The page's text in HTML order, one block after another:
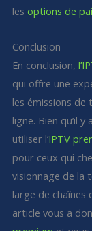
les options de
Conclusion
En conclusion,
qui offre une
les émissions de
ligne. Bien qu’il
utiliser l’IPTV
pour ceux qui
visionnage de la
large de chaînes
article vous a